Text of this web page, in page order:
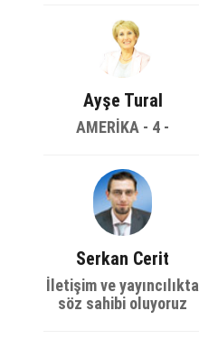
Ayşe Tural
AMERİKA - 4 -
Serkan Cerit
İletişim ve yayıncılıkta
söz sahibi oluyoruz